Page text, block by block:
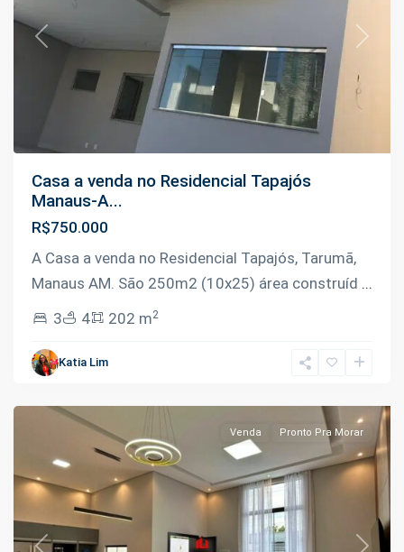
Previous Next
Casa a venda no Residencial Tapajós
Manaus-A...
R$750.000
A Casa a venda no Residencial Tapajós, Tarumã,
Manaus AM. São 250m2 (10x25) área construíd ...
3
4 202 m2
Katia Lim
Tarumã,
Venda Pronto Pra Morar